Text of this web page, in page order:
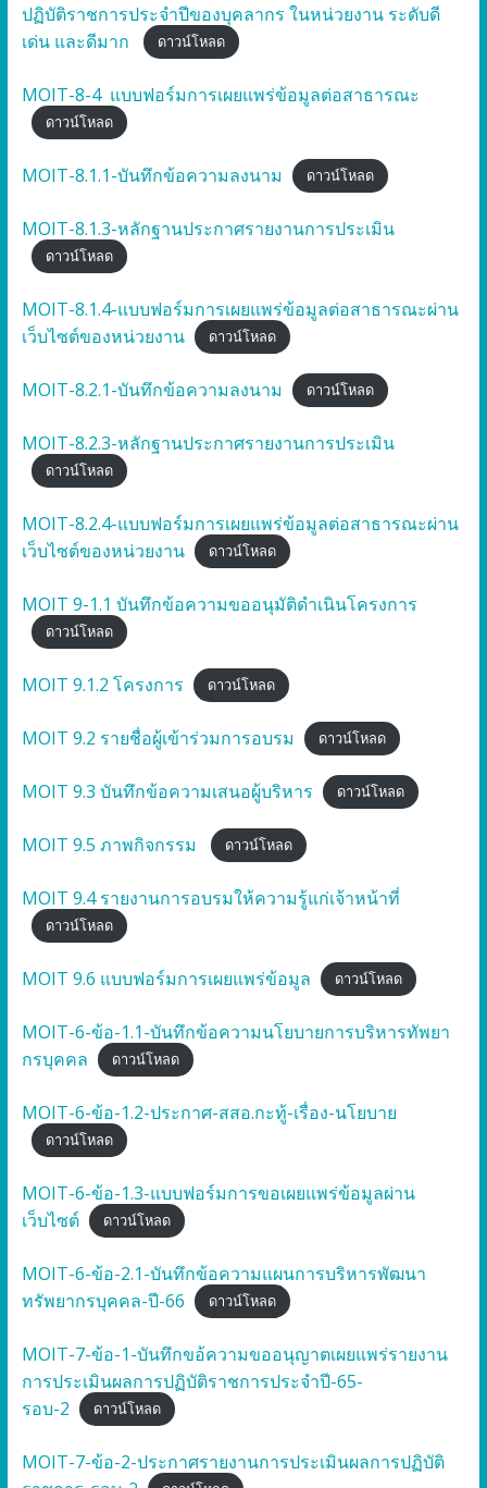
ปฏิบัติราชการประจำปีของบุคลากร ในหน่วยงาน ระดับดี
เด่น และดีมาก
ดาวน์โหลด
MOIT-8-4 แบบฟอร์มการเผยแพร่ข้อมูลต่อสาธารณะ
ดาวน์โหลด
MOIT-8.1.1-บันทึกข้อความลงนาม ดาวน์โหลด
MOIT-8.1.3-หลักฐานประกาศรายงานการประเมิน
ดาวน์โหลด
MOIT-8.1.4-แบบฟอร์มการเผยแพร่ข้อมูลต่อสาธารณะผ่าน
เว็บไซต์ของหน่วยงาน
ดาวน์โหลด
MOIT-8.2.1-บันทึกข้อความลงนาม ดาวน์โหลด
MOIT-8.2.3-หลักฐานประกาศรายงานการประเมิน
ดาวน์โหลด
MOIT-8.2.4-แบบฟอร์มการเผยแพร่ข้อมูลต่อสาธารณะผ่าน
เว็บไซต์ของหน่วยงาน
ดาวน์โหลด
MOIT 9-1.1 บันทึกข้อความขออนุมัติดำเนินโครงการ
ดาวน์โหลด
MOIT 9.1.2 โครงการ ดาวน์โหลด
MOIT 9.2 รายชื่อผู้เข้าร่วมการอบรม ดาวน์โหลด
MOIT 9.3 บันทึกข้อความเสนอผู้บริหาร ดาวน์โหลด
MOIT 9.5 ภาพกิจกรรม ดาวน์โหลด
MOIT 9.4 รายงานการอบรมให้ความรู้แก่เจ้าหน้าที่
ดาวน์โหลด
MOIT 9.6 แบบฟอร์มการเผยแพร่ข้อมูล ดาวน์โหลด
MOIT-6-ข้อ-1.1-บันทึกข้อความนโยบายการบริหารทัพยา
กรบุคคล
ดาวน์โหลด
MOIT-6-ข้อ-1.2-ประกาศ-สสอ.กะทู้-เรื่อง-นโยบาย
ดาวน์โหลด
MOIT-6-ข้อ-1.3-แบบฟอร์มการขอเผยแพร่ข้อมูลผ่าน
เว็บไซต์
ดาวน์โหลด
MOIT-6-ข้อ-2.1-บันทึกข้อความแผนการบริหารพัฒนา
ทรัพยากรบุคคล-ปี-66
ดาวน์โหลด
MOIT-7-ข้อ-1-บันทึกขอ้ความขออนุญาตเผยแพร่รายงาน
การประเมินผลการปฏิบัติราชการประจำปี-65-
รอบ-2
ดาวน์โหลด
MOIT-7-ข้อ-2-ประกาศรายงานการประเมินผลการปฏิบัติ